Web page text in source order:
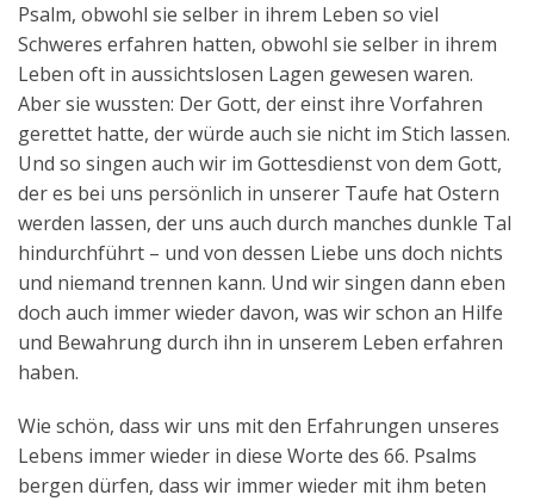
Psalm, obwohl sie selber in ihrem Leben so viel
Schweres erfahren hatten, obwohl sie selber in ihrem
Leben oft in aussichtslosen Lagen gewesen waren.
Aber sie wussten: Der Gott, der einst ihre Vorfahren
gerettet hatte, der würde auch sie nicht im Stich lassen.
Und so singen auch wir im Gottesdienst von dem Gott,
der es bei uns persönlich in unserer Taufe hat Ostern
werden lassen, der uns auch durch manches dunkle Tal
hindurchführt – und von dessen Liebe uns doch nichts
und niemand trennen kann. Und wir singen dann eben
doch auch immer wieder davon, was wir schon an Hilfe
und Bewahrung durch ihn in unserem Leben erfahren
haben.
Wie schön, dass wir uns mit den Erfahrungen unseres
Lebens immer wieder in diese Worte des 66. Psalms
bergen dürfen, dass wir immer wieder mit ihm beten